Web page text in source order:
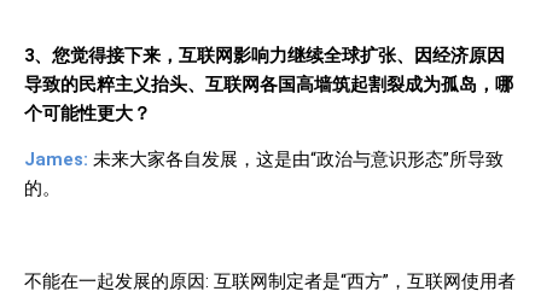
3、您觉得接下来，互联网影响力继续全球扩张、因经济原因
导致的民粹主义抬头、互联网各国高墙筑起割裂成为孤岛，哪
个可能性更大？
James: 未来大家各自发展，这是由“政治与意识形态”所导致
的。
不能在一起发展的原因: 互联网制定者是“西方”，互联网使用者